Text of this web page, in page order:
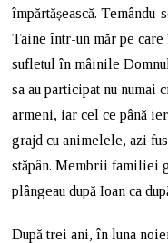
împărtășească.
Taine într-un măr pe
sufletul în mâinile
sa au participat nu numai
armeni, iar cel ce până
grajd cu animelele, azi
stăpân. Membrii familiei
plângeau după Ioan ca
După trei ani, în luna